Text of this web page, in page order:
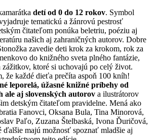
detí od 0 do 12 rokov. Symbol
tematickú a žánrovú pestrosť
čitateľom ponúka beletriu, poéziu aj
našich aj zahraničných autorov. Dobre
zavedie deti krok za krokom, rok za
do knižného sveta plného fantázie,
zážitkov, ktoré si uchovajú po celý život.
že každé dieťa prečíta aspoň 100 kníh!
leporelá, úžasné knižné príbehy od
ale aj slovenských autorov a ilustrátorov
detským čitateľom pravidelne. Mená ako
Fanovci, Oksana Bula, Tina Minorová,
Paľo, Zuzana Štelbaská, Ivona Ďuričová,
ďalšie majú možnosť spoznať mladšie aj